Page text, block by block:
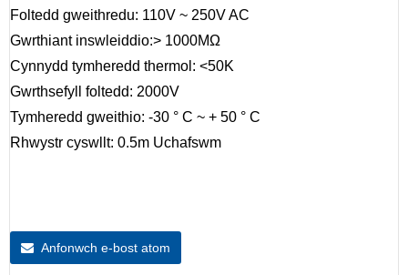
Foltedd gweithredu: 110V ~ 250V AC
Gwrthiant inswleiddio:> 1000MΩ
Cynnydd tymheredd thermol: <50K
Gwrthsefyll foltedd: 2000V
Tymheredd gweithio: -30 ° C ~ + 50 ° C
Rhwystr cyswllt: 0.5m Uchafswm
Anfonwch e-bost atom